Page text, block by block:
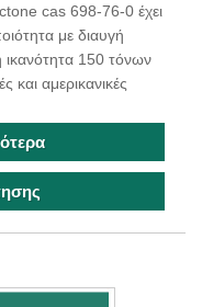
cas 698-76-0 έχει
με διαυγή
150 τόνων
και αμερικανικές